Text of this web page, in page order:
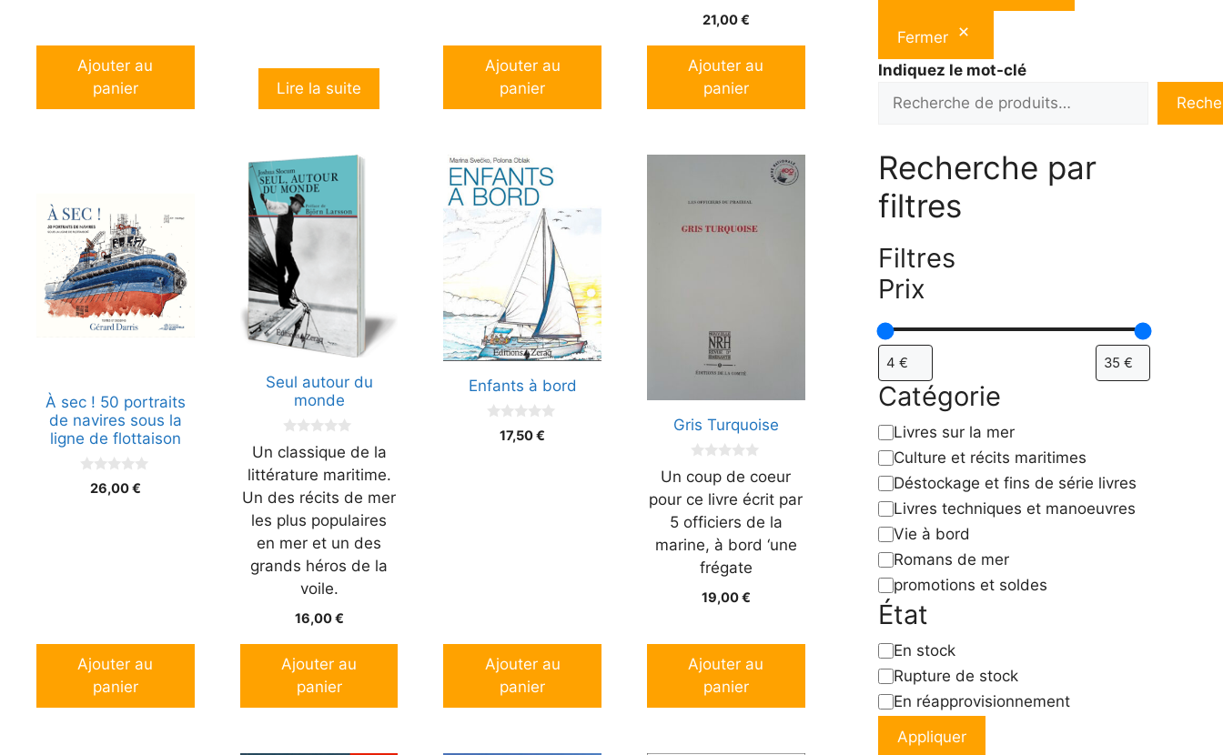
Ajouter au
panier
Lire la suite
Ajouter au
panier
21,00€
Ajouter au
panier
À sec ! 50 portraits
de navires sous la
ligne de flottaison
s26,00€
Ajouter au
panier
Seul autour du
monde
0
s
u
r
5
Un classique de la
littérature maritime.
Un des récits de mer
les plus populaires
en mer et un des
grands héros de la
voile.
16,00€
Ajouter au
panier
Enfants à bord
17,50€
Ajouter au
panier
Gris Turquoise
s
u
r
5
Un coup de coeur
pour ce livre écrit par
5 officiers de la
marine, à bord ‘une
frégate
19,00€
Ajouter au
panier
Fermer
Indiquez le mot-clé
Recherche par
filtres
Filtres
Prix
Catégorie
Catégorie
Livres sur la mer
Culture et récits maritimes
Déstockage et fins de série livres
Livres techniques et manoeuvres
Vie à bord
Romans de mer
promotions et soldes
État
ÉtatEn stock
Rupture de stock
En réapprovisionnement
Appliquer